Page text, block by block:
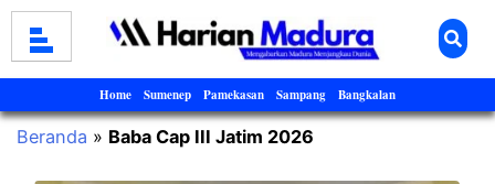
Home Sumenep Pamekasan Sampang Bangkalan
Beranda » Baba Cap III Jatim 2026